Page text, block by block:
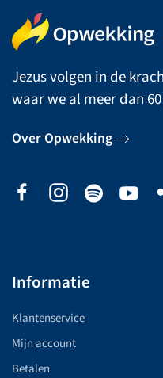
Jezus volgen in de
waar we al meer dan
Over Opwekking
Informatie
Klantenservice
Mijn account
Betalen